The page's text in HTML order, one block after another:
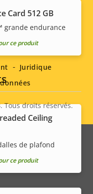
Card 512 GB
grande endurance
ce produit
Ceiling
de plafond
ce produit
Tous droits réservés.
Juridique